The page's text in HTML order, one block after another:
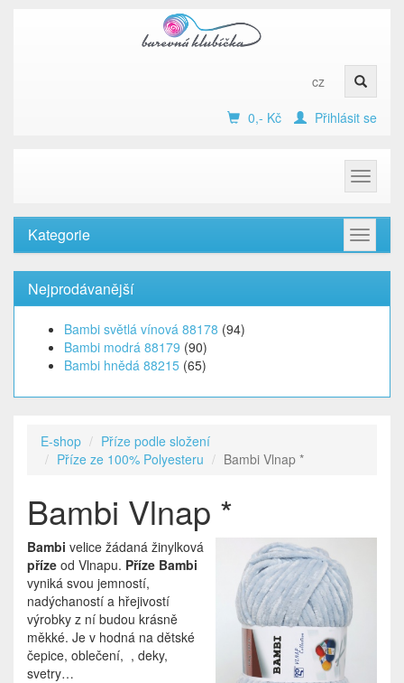
cz
0,- Kč Přihlásit se
Toggle
Toggle
Kategorie
Nejprodávanější
Bambi světlá vínová 88178 (94)
Bambi modrá 88179 (90)
Bambi hnědá 88215 (65)
E-shop
Příze podle složení
Příze ze 100% Polyesteru
Bambi Vlnap *
Bambi Vlnap *
Bambi velice žádaná žinylková
příze od Vlnapu. Příze Bambi
vyniká svou jemností,
nadýchaností a hřejivostí
výrobky z ní budou krásně
měkké. Je v hodná na dětské
čepice, oblečení, , deky,
svetry…